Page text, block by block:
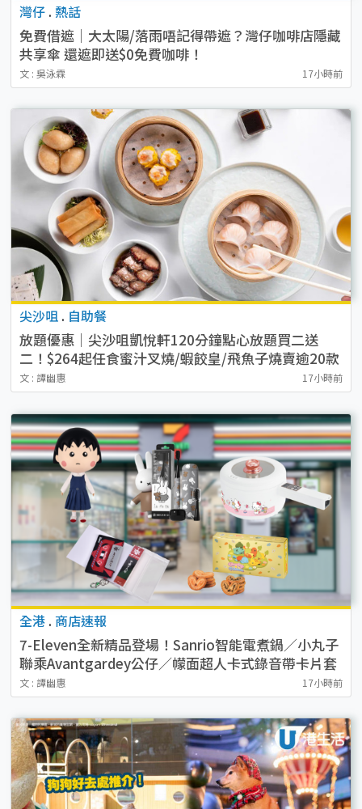
灣仔 . 熱話
免費借遮｜大太陽/落雨唔記得帶遮？灣仔咖啡店隱藏
共享傘 還遮即送$0免費咖啡！
文 : 吳泳霖 17小時前
尖沙咀 . 自助餐
放題優惠｜尖沙咀凱悅軒120分鐘點心放題買二送
二！$264起任食蜜汁叉燒/蝦餃皇/飛魚子燒賣逾20款
點心
文 : 譚幽惠 17小時前
全港 . 商店速報
7-Eleven全新精品登場！Sanrio智能電煮鍋／小丸子
聯乘Avantgardey公仔／幪面超人卡式錄音帶卡片套
／貓山王榴槤冰皮 附開售詳情
文 : 譚幽惠 17小時前